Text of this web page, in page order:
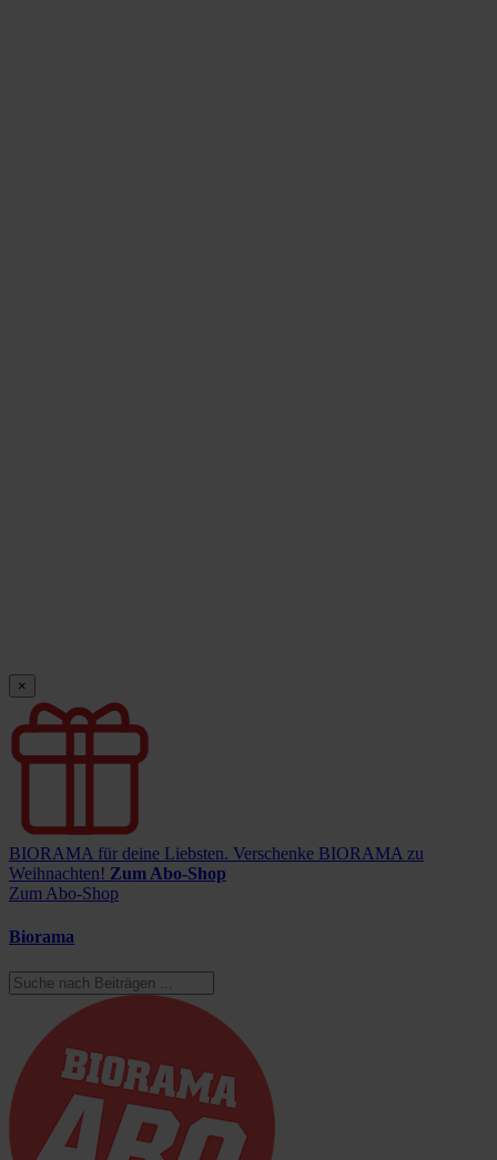
×
BIORAMA für deine Liebsten. Verschenke BIORAMA zu
Weihnachten! Zum Abo-Shop
Zum Abo-Shop
Biorama